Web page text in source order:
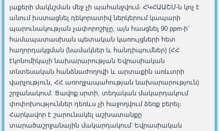
լաքերի մակնշման մեջ չի պահանջվում։ ՀԿՀԱԱՇՄ-ն կոչ է
անում խստացնել դեկորատիվ ներկերում կապարի
պարունակության չափորոշիչը, այն հասցնել 90 ppm-ի՝
համապատասխան պետական կառույցների հետ
հաղորդակցման (նամակներ և հանդիպումներ) (ՀՀ
էկոնոմիկայի նախարարության Եվրասիական
տնտեսական հանձնաժողովի և արտաքին առևտրի
վարչություն, ՀՀ առողջապահության նախարարություն)
շրջանակում: Ցավոք սրտի, տեղական մակարդակում
փոփոխություններ դեռևս չի հաջողվում ձեռք բերել։
Հարկավոր է շարունակել աշխատանքը
տարածաշրջանային մակարդակում՝ Եվրասիական